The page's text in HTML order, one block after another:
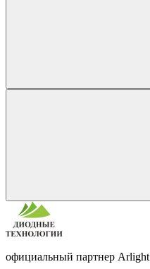
официальный партнер Arlight